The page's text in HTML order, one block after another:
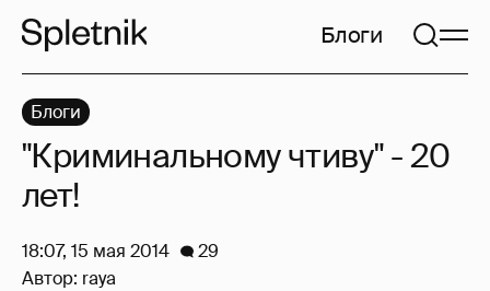
Блоги
Блоги
"Криминальному чтиву" - 20
лет!
18:07, 15 мая 2014
29
Автор: raya